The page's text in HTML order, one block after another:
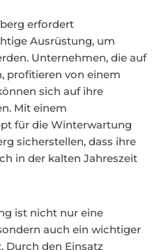
erfordert
Ausrüstung, um
Unternehmen, die auf
profitieren von einem
sich auf ihre
Mit einem
für die Winterwartung
sicherstellen, dass ihre
in der kalten Jahreszeit
ist nicht nur eine
auch ein wichtiger
Durch den Einsatz